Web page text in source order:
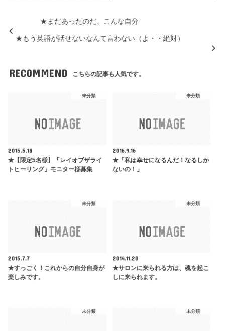
★まだあったのだ、こんな自分
★もう英語が話せないなんて言わない（よ・・絶対）
RECOMMEND こちらの記事も人気です。
未分類
2015.5.18
★【限定5名様】「レイオブザライ
トヒーリング」モニター様募集
未分類
2016.9.16
★「私は幸せになるんだ！なるしか
ないの！」
未分類
2015.7.7
★すっごく！これからの自分自身が
楽しみです。
未分類
2014.11.20
★サロンに来られる方は、魂を起こ
しに来られます。
未分類 未分類